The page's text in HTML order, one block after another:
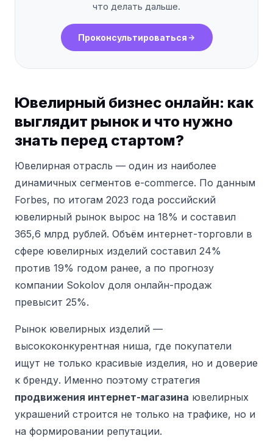
что делать дальше.
Проконсультироваться
Ювелирный бизнес онлайн: как
выглядит рынок и что нужно
знать перед стартом?
Ювелирная отрасль — один из наиболее
динамичных сегментов e-commerce. По данным
Forbes, по итогам 2023 года российский
ювелирный рынок вырос на 18% и составил
365,6 млрд рублей. Объём интернет-торговли в
сфере ювелирных изделий составил 24%
против 19% годом ранее, а по прогнозу
компании Sokolov доля онлайн-продаж
превысит 25%.
Рынок ювелирных изделий —
высококонкурентная ниша, где покупатели
ищут не только красивые изделия, но и доверие
к бренду. Именно поэтому стратегия
продвижения интернет-магазина ювелирных
украшений строится не только на трафике, но и
на формировании репутации.